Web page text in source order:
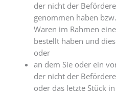
der nicht der
genommen haben
Waren im Rahmen
bestellt haben und
oder
an dem Sie oder ein
der nicht der
oder das letzte Stück